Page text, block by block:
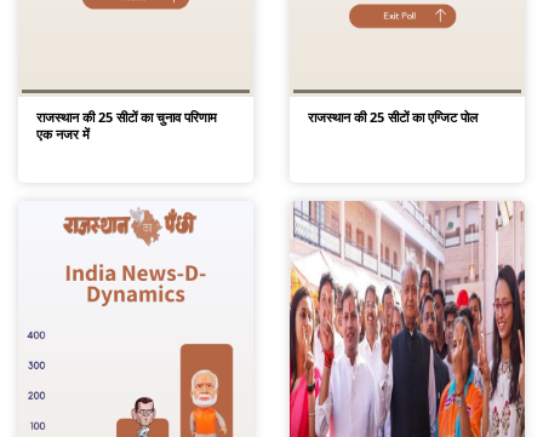
राजस्थान की 25 सीटों का चुनाव परिणाम
एक नजर में
राजस्थान की 25 सीटों का एग्जिट पोल